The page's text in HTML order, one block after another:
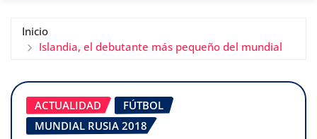
Inicio
Islandia, el debutante más pequeño del mundial
ACTUALIDAD
FÚTBOL
MUNDIAL RUSIA 2018